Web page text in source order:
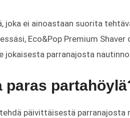
joka ei ainoastaan suorita
Eco&Pop Premium
jokaisesta parranajosta
paras
päivittäisestä parranajosta